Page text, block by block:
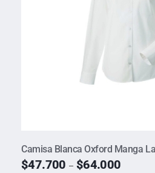
Camisa Blanca Oxford Manga
$47.700 – $64.000